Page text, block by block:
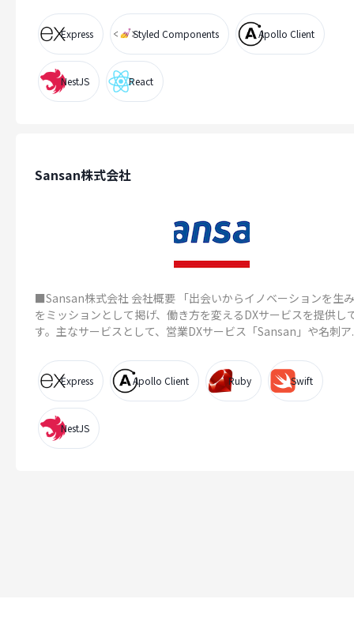
Express Styled Components Apollo Client
NestJS React
Sansan株式会社
■Sansan株式会社 会社概要 「出会いからイノベーションを生
をミッションとして掲げ、働き方を変えるDXサービスを提供し
す。主なサービスとして、営業DXサービス「Sansan」や名刺ア
Express Apollo Client Ruby Swift
NestJS